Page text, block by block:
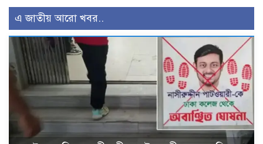
এ জাতীয় আরো খবর..